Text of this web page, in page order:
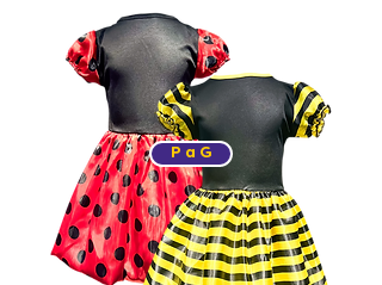
P a G